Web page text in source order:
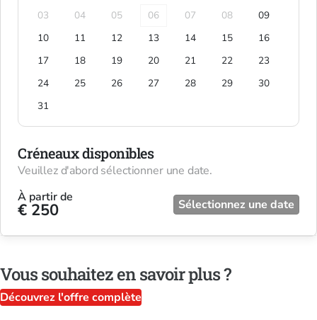
03
04 05 06 07 08
09
10
11 12 13 14 15
16
17
18 19 20 21 22
23
24
25 26 27 28 29
30
31
Créneaux disponibles
Veuillez d'abord sélectionner une date.
À partir de
€ 250 Sélectionnez une date
Vous souhaitez en savoir plus ?
Découvrez l'offre complète